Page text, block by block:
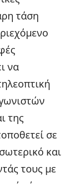
τάση
να
της
σε
και
τους με